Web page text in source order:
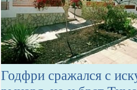
Годфри сражался с